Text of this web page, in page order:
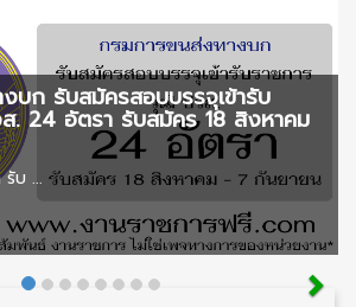
บก รับสมัครสอบบรรจุเข้ารับ
. 24 อัตรา รับสมัคร 18 สิงหาคม
บ ...